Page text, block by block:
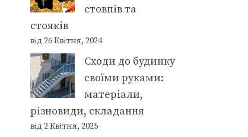
стовпів та
стояків
від 26 Квітня, 2024
Сходи до будинку
своїми руками:
матеріали,
різновиди, складання
від 2 Квітня, 2025